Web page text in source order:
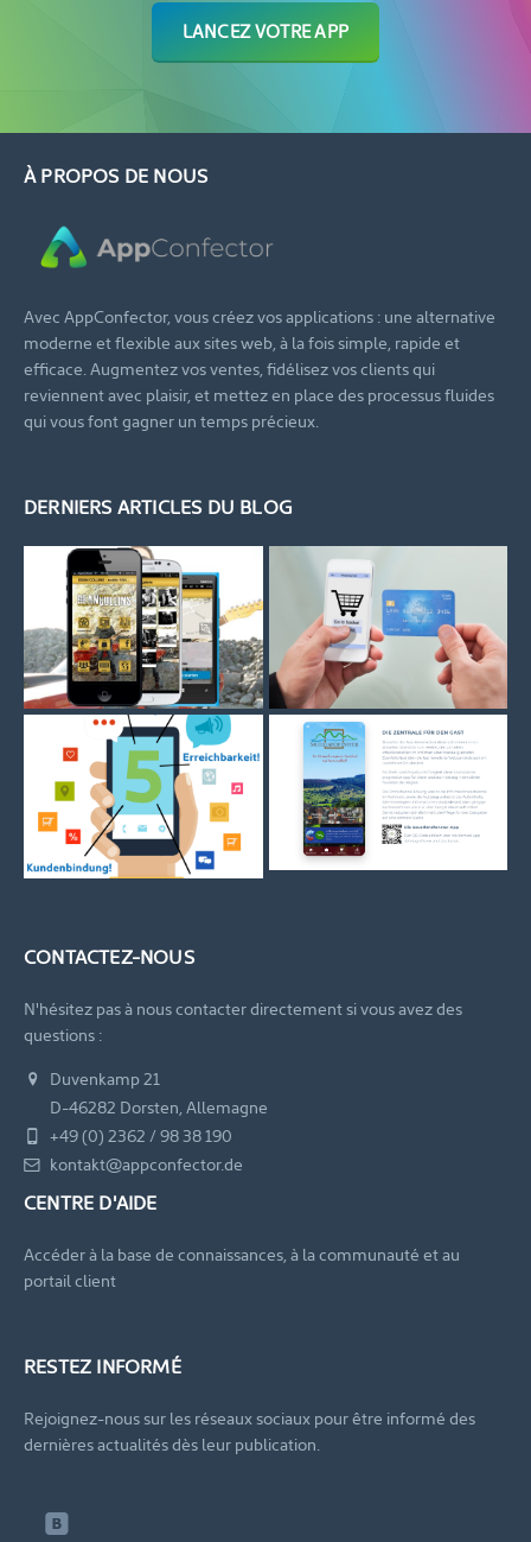
LANCEZ VOTRE APP
À PROPOS DE NOUS
Avec AppConfector, vous créez vos applications : une alternative
moderne et flexible aux sites web, à la fois simple, rapide et
efficace. Augmentez vos ventes, fidélisez vos clients qui
reviennent avec plaisir, et mettez en place des processus fluides
qui vous font gagner un temps précieux.
DERNIERS ARTICLES DU BLOG
CONTACTEZ-NOUS
N'hésitez pas à nous contacter directement si vous avez des
questions :
Duvenkamp 21
D-46282 Dorsten, Allemagne
+49 (0) 2362 / 98 38 190
kontakt@appconfector.de
CENTRE D'AIDE
Accéder à la base de connaissances, à la communauté et au
portail client
RESTEZ INFORMÉ
Rejoignez-nous sur les réseaux sociaux pour être informé des
dernières actualités dès leur publication.